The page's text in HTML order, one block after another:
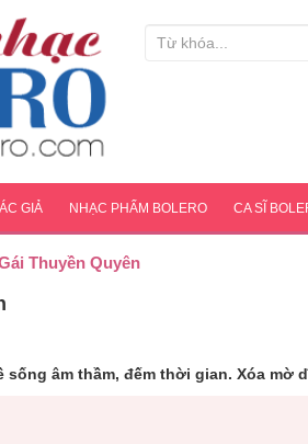
GIẢ NHẠC PHẨM BOLERO CA SĨ
Thuyền Quyên
âm thầm, đếm thời gian. Xóa mờ